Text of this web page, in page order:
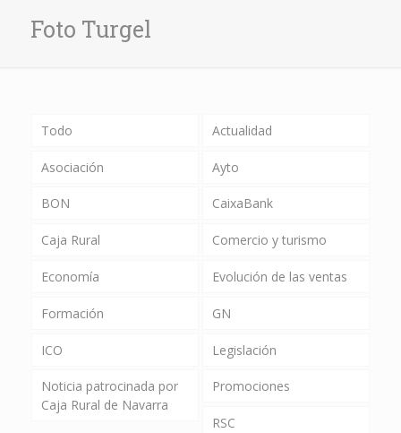
Foto Turgel
Todo Actualidad
Asociación Ayto
BON CaixaBank
Caja Rural Comercio y turismo
Economía Evolución de las ventas
Formación GN
ICO Legislación
Noticia patrocinada por
Caja Rural de Navarra
Promociones
RSC